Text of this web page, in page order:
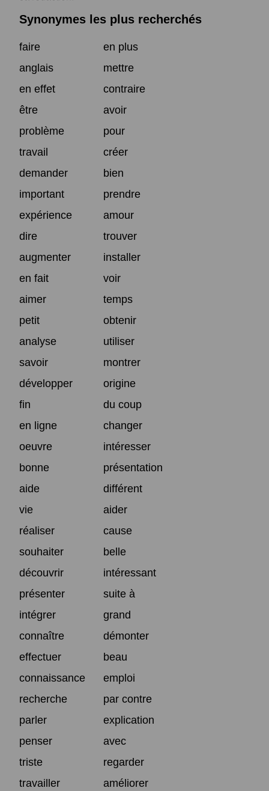
Synonymes les plus recherchés
faire
en plus
anglais
mettre
en effet
contraire
être
avoir
problème
pour
travail
créer
demander
bien
important
prendre
expérience
amour
dire
trouver
augmenter
installer
en fait
voir
aimer
temps
petit
obtenir
analyse
utiliser
savoir
montrer
développer
origine
fin
du coup
en ligne
changer
oeuvre
intéresser
bonne
présentation
aide
différent
vie
aider
réaliser
cause
souhaiter
belle
découvrir
intéressant
présenter
suite à
intégrer
grand
connaître
démonter
effectuer
beau
connaissance
emploi
recherche
par contre
parler
explication
penser
avec
triste
regarder
travailler
améliorer